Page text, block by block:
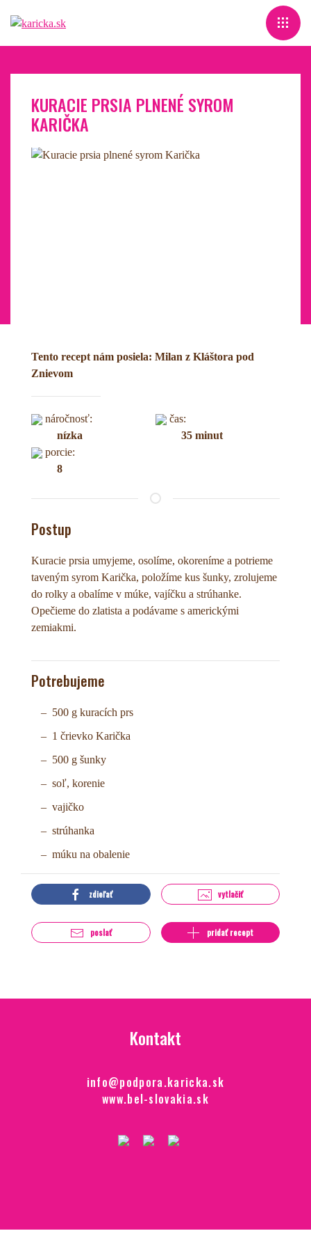
KURACIE PRSIA PLNENÉ SYROM
KARIČKA
Tento recept nám posiela: Milan z Kláštora pod
Znievom
náročnosť:
nízka
čas:
35 minut
porcie:
8
Postup
Kuracie prsia umyjeme, osolíme, okoreníme a potrieme
taveným syrom Karička, položíme kus šunky, zrolujeme
do rolky a obalíme v múke, vajíčku a strúhanke.
Opečieme do zlatista a podávame s americkými
zemiakmi.
Potrebujeme
500 g kuracích prs
1 črievko Karička
500 g šunky
soľ, korenie
vajičko
strúhanka
múku na obalenie
zdieľať vytlačiť
poslať pridať recept
Kontakt
info@podpora.karicka.sk
www.bel-slovakia.sk